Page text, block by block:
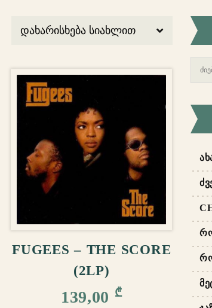
ᲙᲐᲚᲐᲗᲐᲨᲘ ᲓᲐᲛᲐᲢᲔᲑᲐ
FUGEES – THE SCORE
(2LP)
139,00 ₾